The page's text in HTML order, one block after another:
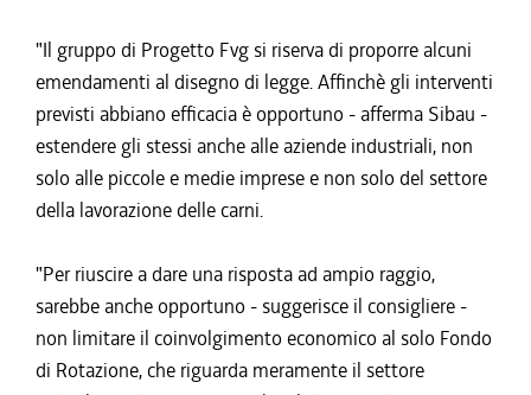
"Il gruppo di Progetto Fvg si riserva di proporre alcuni
emendamenti al disegno di legge. Affinchè gli interventi
previsti abbiano efficacia è opportuno - afferma Sibau -
estendere gli stessi anche alle aziende industriali, non
solo alle piccole e medie imprese e non solo del settore
della lavorazione delle carni.
"Per riuscire a dare una risposta ad ampio raggio,
sarebbe anche opportuno - suggerisce il consigliere -
non limitare il coinvolgimento economico al solo Fondo
di Rotazione, che riguarda meramente il settore